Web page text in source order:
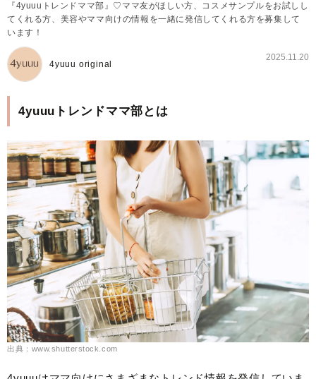
『4yuuuトレンドママ部』♡ママ友がほしい方、コスメサンプルをお試しし
てくれる方、美容やママ向けの情報を一緒に発信してくれる方を募集して
います！
4yuuu original
2025.11.20
4yuuuトレンドママ部とは
出典：www.shutterstock.com